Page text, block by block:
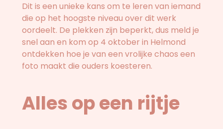
Dit is een unieke kans om te leren van iemand
die op het hoogste niveau over dit werk
oordeelt. De plekken zijn beperkt, dus meld je
snel aan en kom op 4 oktober in Helmond
ontdekken hoe je van een vrolijke chaos een
foto maakt die ouders koesteren.
Alles op een rijtje